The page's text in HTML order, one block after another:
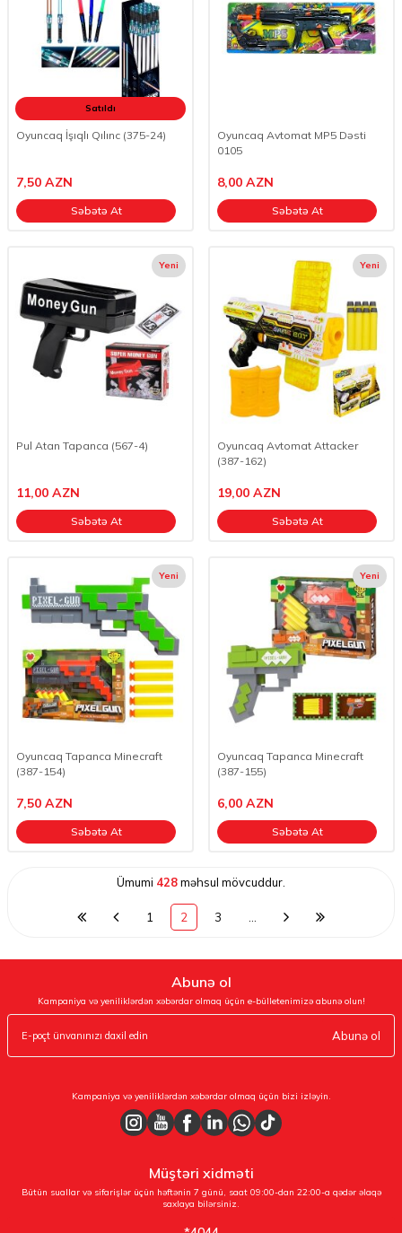
Satıldı
Oyuncaq İşıqlı Qılınc (375-24)
7,50 AZN
Səbətə At
Oyuncaq Avtomat MP5 Dəsti
0105
8,00 AZN
Səbətə At
Yeni
Pul Atan Tapanca (567-4)
11,00 AZN
Səbətə At
Yeni
Oyuncaq Avtomat Attacker
(387-162)
19,00 AZN
Səbətə At
Yeni
Oyuncaq Tapanca Minecraft
(387-154)
7,50 AZN
Səbətə At
Yeni
Oyuncaq Tapanca Minecraft
(387-155)
6,00 AZN
Səbətə At
Ümumi 428məhsul mövcuddur.
1 2 3
Abunə ol
Kampaniya və yeniliklərdən xəbərdar olmaq üçün e-bülletenimizə abunə olun!
Abunə ol
Kampaniya və yeniliklərdən xəbərdar olmaq üçün bizi izləyin.
Müştəri xidməti
Bütün suallar və sifarişlər üçün həftənin 7 günü, saat 09:00-dan 22:00-a qədər əlaqə
saxlaya bilərsiniz.